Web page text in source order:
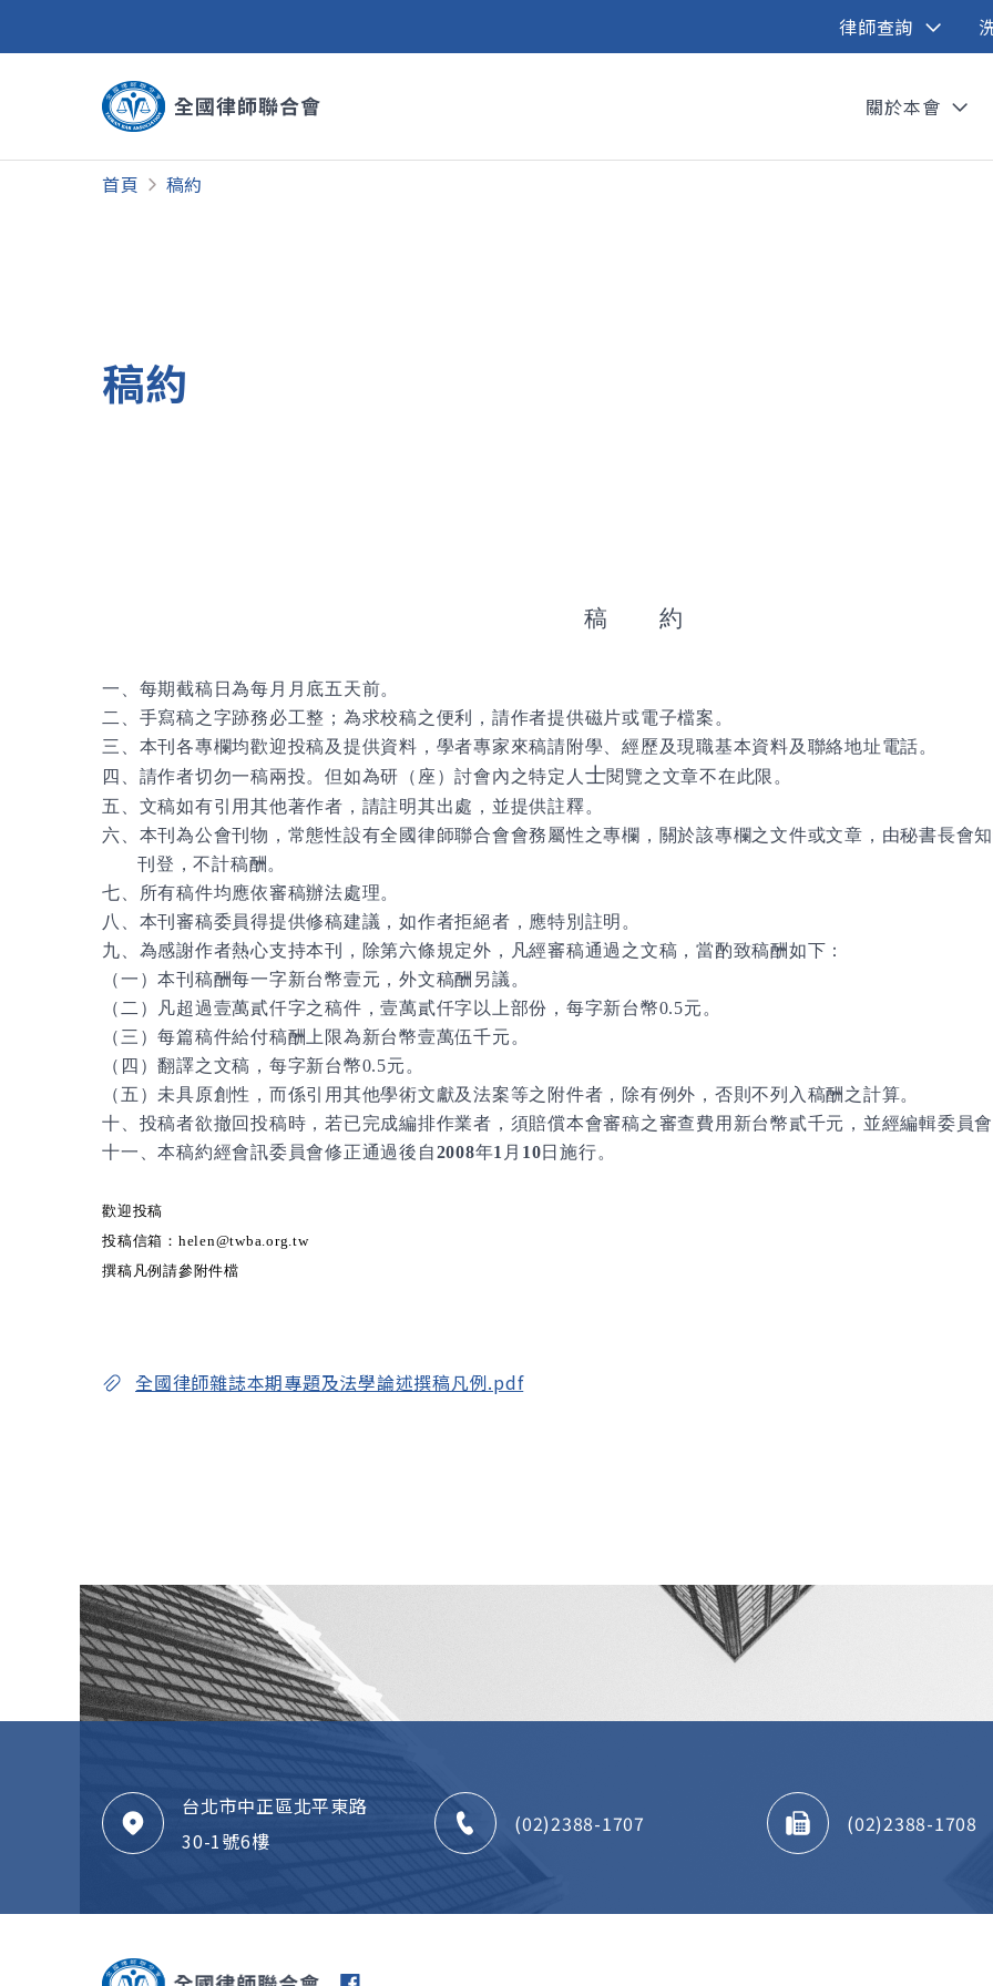
律師查詢
關於本會
首頁 稿約
稿約
稿 約
一、 每期截稿日為每月月底五天前。
二、 手寫稿之字跡務必工整；為求校稿之便利，請作者提供磁片或電子檔案。
三、 本刊各專欄均歡迎投稿及提供資料，學者專家來稿請附學、經歷及現職基本資料及聯絡地址電話。
四、 請作者切勿一稿兩投。但如為研（座）討會內之特定人 士閱覽之文章不在此限。
五、 文稿如有引用其他著作者，請註明其出處，並提供註釋。
六、 本刊為公會刊物，常態性設有全國律師聯合會會務屬性之專欄，關於該專欄之文件或文章，由秘書長會
刊登，不計稿酬。
七、
所有稿件均應依審稿辦法處理。
八、 本刊審稿委員得提供修稿建議，如作者拒絕者，應特別註明。
九、 為感謝作者熱心支持本刊，除第六條規定外，凡經審稿通過之文稿，當酌致稿酬如下：
（一）本刊稿酬每一字新台幣壹元，外文稿酬另議。
（二）
凡超過壹萬貳仟字之稿件，壹萬貳仟字以上部份，每字新台幣0.5元。
（三）每篇稿件給付稿酬上限為新台幣壹萬伍千元。
（四）翻譯之文稿，每字新台幣0.5元。
（五） 未具原創性，而係引用其他學術文獻及法案等之附件者，除有例外，否則不列入稿酬之計算。
十、投稿者欲撤回投稿時，若已完成編排作業者，須賠償本會審稿之審查費用新台幣貳千元，並經編輯委員會
十一、本稿約經會訊委員會修正通過後自2008年1 月 10日施行。
歡迎投稿
投稿信箱：helen@twba.org.tw
撰稿凡例請參附件檔
全國律師雜誌本期專題及法學論述撰稿凡例.pdf
台北市中正區北平東路
30-1號6樓
(02)2388-1707 (02)2388-1708